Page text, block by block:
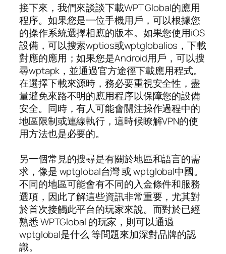
接下來，我們來談談下載WPT Global的應用
程序。如果您是一位手機用戶，可以根據您
的操作系統選擇相應的版本。如果您使用iOS
設備，可以搜索wptios或wptglobalios，下載
對應的應用；如果您是Android用戶，可以搜
尋wptapk，並通過官方途徑下載應用程式。
在選擇下載來源時，務必要重視安全性，盡
量避免來路不明的應用程序以保障您的設備
安全。同時，有人可能會關注操作過程中的
地區限制或連線執行，這時候瞭解VPN的使
用方法也是必要的。
另一個常見的搜尋是有關於地區和語言的需
求，像是 wptglobal台灣 或 wptglobal中國。
不同的地區可能會有不同的入金條件和服務
選項，因此了解這些資訊非常重要，尤其對
於首次接觸此平台的玩家來說。而對於已經
熟悉 WPTGlobal 的玩家，則可以通過
wptglobal是什么 等問題來加深對品牌的認
識。